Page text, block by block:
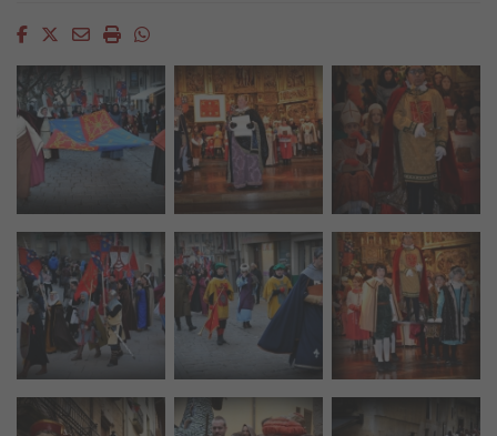
Facebook
Twitter
EmailImprimirWhatsapp